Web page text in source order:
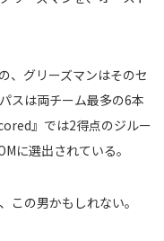
、グリーズマンはそのセ
スは両チーム最多の6本
』では2得点のジルー
に選出されている。
の男かもしれない。